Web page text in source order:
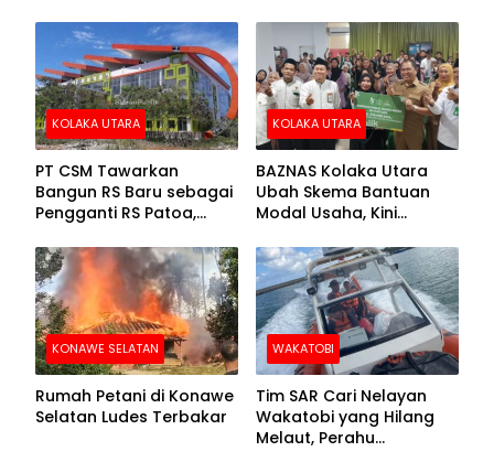
KOLAKA UTARA
PT CSM Tawarkan
Bangun RS Baru sebagai
Pengganti RS Patoa,
Kolut
KOLAKA UTARA
BAZNAS Kolaka Utara
Ubah Skema Bantuan
Modal Usaha, Kini
Barang Senilai Rp419,5
Juta
KONAWE SELATAN
Rumah Petani di Konawe
Selatan Ludes Terbakar
WAKATOBI
Tim SAR Cari Nelayan
Wakatobi yang Hilang
Melaut, Perahu